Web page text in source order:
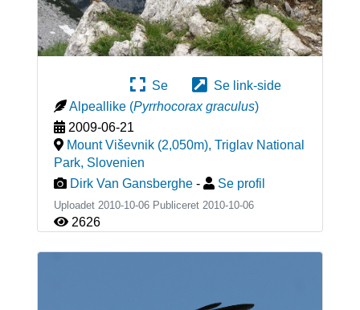
Se
Se link-side
Alpeallike (Pyrrhocorax graculus)
2009-06-21
Mount Viševnik (2,050m), Triglav National
Park, Slovenien
Dirk Van Gansberghe - Se profil
Uploadet 2010-10-06 Publiceret 2010-10-06
2626